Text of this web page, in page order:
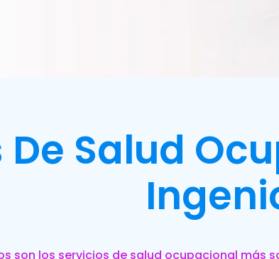
De Salud
son los servicios de salud ocupacional más